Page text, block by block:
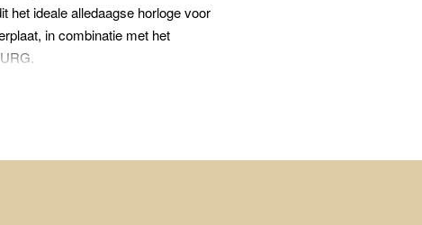
het ideale alledaagse horloge voor
in combinatie met het